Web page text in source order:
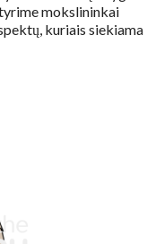
mokslininkai
kuriais siekiama